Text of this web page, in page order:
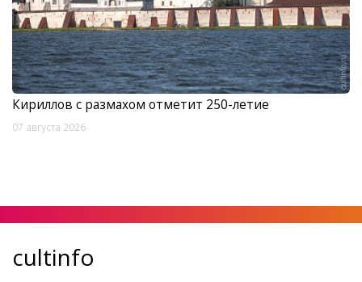
Кириллов с размахом отметит 250-летие
07 августа 2026
cultinfo